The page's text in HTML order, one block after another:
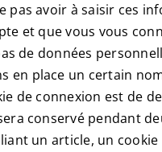
avoir à saisir ces
et que vous vous
de données
en place un certain
de connexion est de
conservé pendant
un article, un